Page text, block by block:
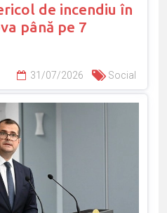
de incendiu în
până pe 7
31/07/2026 Social